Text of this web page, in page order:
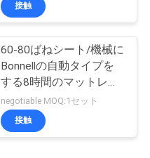
接触
60-80ばねシート/機械に
Bonnellの自動タイプを
する8時間のマットレス
の
negotiable MOQ:1セット
接触